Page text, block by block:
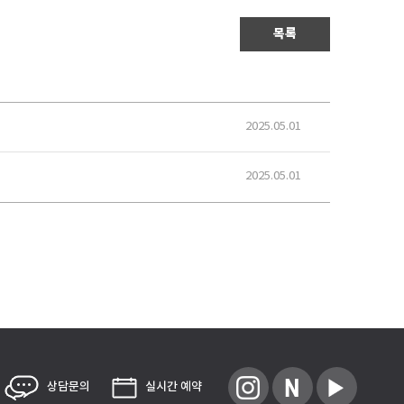
목록
2025.05.01
2025.05.01
상담문의 실시간 예약